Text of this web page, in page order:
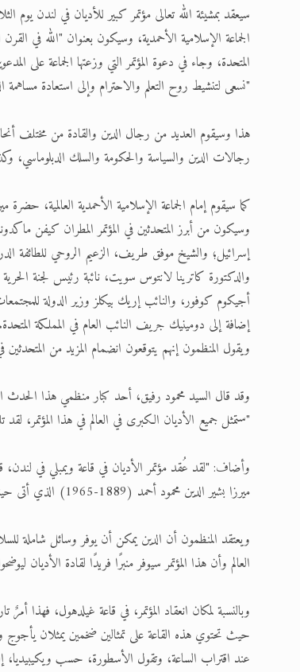
الجماعة الإسلامية الأحمدية، وسيكون بعنوان "الله في
المتحدة، وجاء في دعوة المؤتمر التي وزعتها الجماعة على
"نسعى لتنشيط روح التعلم والاحترام وإلى استعادة مساهمة
رجالات الدين والسياسة والحكومة والسلك الدبلوماسي،
كما سيقوم إمام الجماعة الإسلامية الأحمدية العالمية،
وسيكون من أبرز المتحدثين في المؤتمر المطران كيفن
إسرائيل؛ والشيخ موفق طريف، الزعيم الروحي للطائفة
أجيكوم كوفور، والنائب إريك بيكلز وزير الدولة للمجتمعات
إضافة إلى دومينيك جريف النائب العام في المملكة المتحدة.
ويقول المنظمون إنهم يتوقعون انضمام المزيد من المتحدثين
وقد قال السيد محمود رفيق، أحد كبار منظمي هذا الحدث
"ستمثل جميع الأديان الكبرى في العالم في هذا المؤتمر،
ميرزا بشير الدين محمود أحمد (1889-1965) الذي أتى حينها من قاديان بالهند.
ويعتقد المنظمون أن الدين يمكن أن يوفر وسائل شاملة
العالم وأن هذا المؤتمر سيوفر منبرًا فريدًا لقادة الأديان
وبالنسبة لمكان انعقاد المؤتمر، في قاعة غيلدهول، فهذا
حيث تحتوي هذه القاعة على تمثالين ضخمين يمثلان
عند اقتراب الساعة، وتقول الأسطورة، حسب ويكيبيديا،